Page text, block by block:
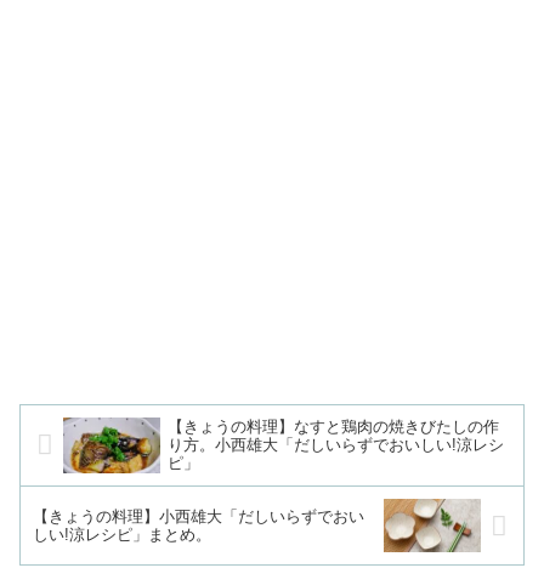
【きょうの料理】なすと鶏肉の焼きびたしの作
り方。小西雄大「だしいらずでおいしい!涼レシ
ピ」
【きょうの料理】小西雄大「だしいらずでおい
しい!涼レシピ」まとめ。